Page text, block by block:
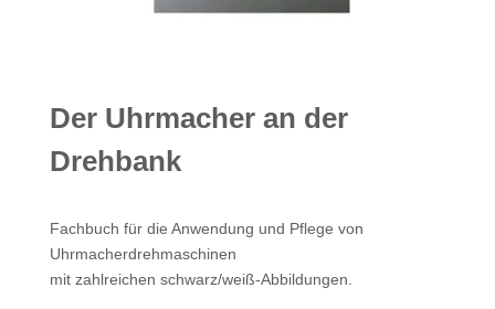
Der Uhrmacher an der
Drehbank
Fachbuch für die Anwendung und Pflege von
Uhrmacherdrehmaschinen
mit zahlreichen schwarz/weiß-Abbildungen.